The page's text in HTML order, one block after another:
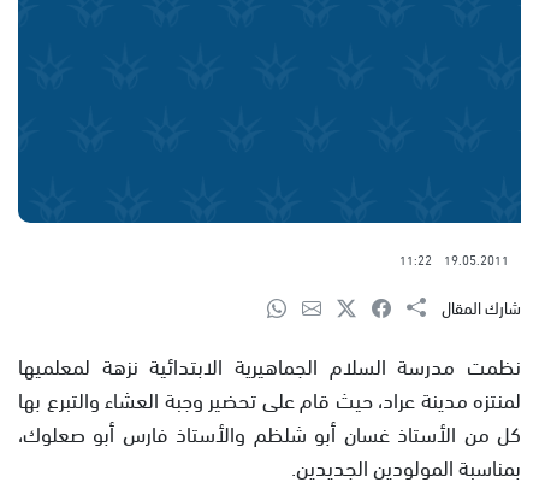
19.05.2011
11:22
شارك المقال
نظمت مدرسة السلام الجماهيرية الابتدائية نزهة لمعلميها
لمنتزه مدينة عراد، حيث قام على تحضير وجبة العشاء والتبرع بها
كل من الأستاذ غسان أبو شلظم والأستاذ فارس أبو صعلوك،
بمناسبة المولودين الجديدين.